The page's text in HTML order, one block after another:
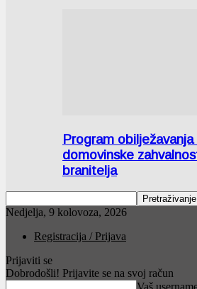
Program
domovinske
branitelja
Nedjelja, 9 kolovoza, 2026
Registracija / Prijava
Prijaviti se
Dobrodošli! Prijavite se na svoj račun